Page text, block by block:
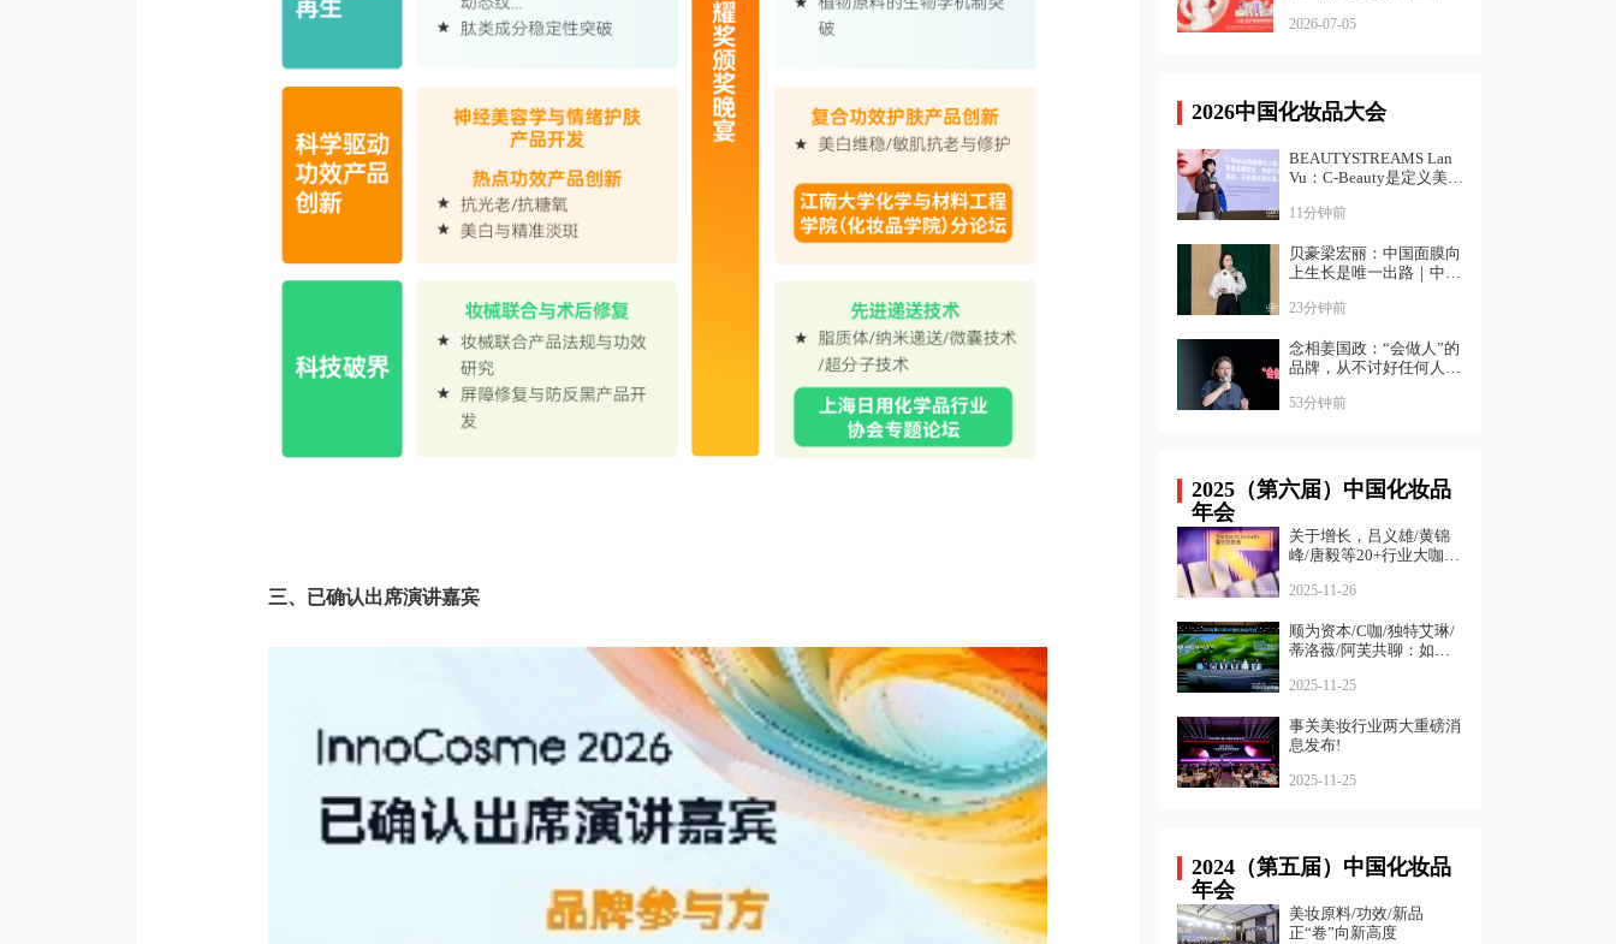
三、已确认出席演讲嘉宾
命
2026-07-05
2026中国化妆品大会
BEAUTYSTREAMS Lan
Vu：C-Beauty是定义美妆
品大会
11分钟前
贝豪梁宏丽：中国面膜向
上生长是唯一出路｜中国
23分钟前
念相姜国政：“会做人”的
品牌，从不讨好任何人｜
53分钟前
2025（第六届）中国化妆品
年会
关于增长，吕义雄/黄锦
峰/唐毅等20+行业大咖给
2025-11-26
顺为资本/C咖/独特艾琳/
蒂洛薇/阿芙共聊：如何
2025-11-25
事关美妆行业两大重磅消
息发布!
2025-11-25
2024（第五届）中国化妆品
年会
美妆原料/功效/新品
正“卷”向新高度